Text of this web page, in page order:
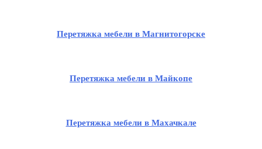
Перетяжка мебели в Магнитогорске
Перетяжка мебели в Майкопе
Перетяжка мебели в Махачкале